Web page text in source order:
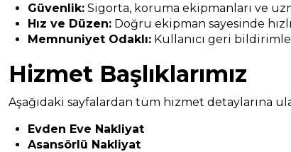
Güvenlik: Sigorta, koruma ekipmanları ve
Hız ve Düzen: Doğru ekipman sayesinde
Memnuniyet Odaklı: Kullanıcı geri
Hizmet Başlıklarımız
Aşağıdaki sayfalardan tüm hizmet detaylarına
Evden Eve Nakliyat
Asansörlü Nakliyat